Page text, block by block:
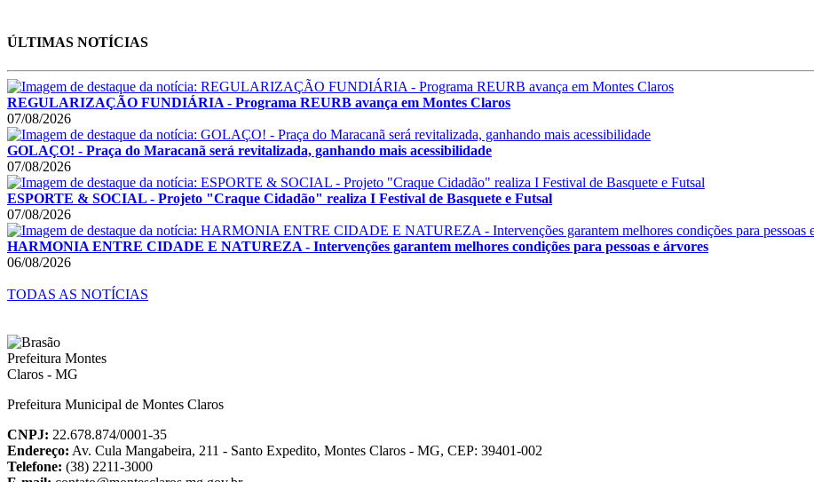
ÚLTIMAS NOTÍCIAS
REGULARIZAÇÃO FUNDIÁRIA - Programa REURB avança em Montes Claros
07/08/2026
GOLAÇO! - Praça do Maracanã será revitalizada, ganhando mais acessibilidade
07/08/2026
ESPORTE & SOCIAL - Projeto "Craque Cidadão" realiza I Festival de Basquete e Futsal
07/08/2026
HARMONIA ENTRE CIDADE E NATUREZA - Intervenções garantem melhores condições para pessoas e árvores
06/08/2026
TODAS AS NOTÍCIAS
Prefeitura Municipal de Montes Claros
CNPJ: 22.678.874/0001-35
Endereço: Av. Cula Mangabeira, 211 - Santo Expedito, Montes Claros - MG, CEP: 39401-002
Telefone: (38) 2211-3000